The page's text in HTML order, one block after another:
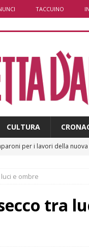
TACCUINO
CULTURA
per i lavori della nuova
su due ruote lungo il Belbo
e ombre
tra